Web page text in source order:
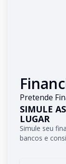
Pretende
SIMULE
LUGAR
Simule seu
bancos e